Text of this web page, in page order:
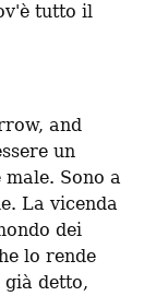
tutto il
and
un
Sono a
La vicenda
dei
lo rende
detto,